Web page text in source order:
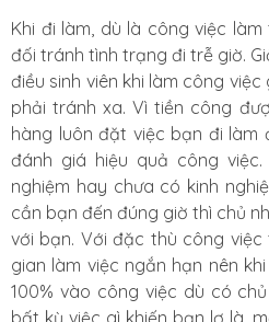
Khi đi làm, dù là công việc
đối tránh tình trạng đi trễ giờ.
điều sinh viên khi làm công
phải tránh xa. Vì tiền công
hàng luôn đặt việc bạn đi làm
đánh giá hiệu quả công
nghiệm hay chưa có kinh
cần bạn đến đúng giờ thì chủ
với bạn. Với đặc thù công
gian làm việc ngắn hạn nên
100% vào công việc dù có
bất kỳ việc gì khiến bạn lơ là,